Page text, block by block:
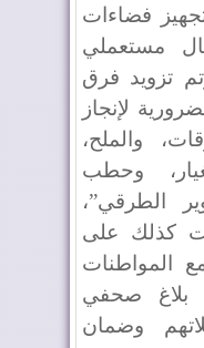
فضاءات
مستعملي
تزويد فرق
لإنجاز
والملح،
وحطب
الطرقي”،
كذلك على
المواطنات
بلاغ صحفي
وضمان